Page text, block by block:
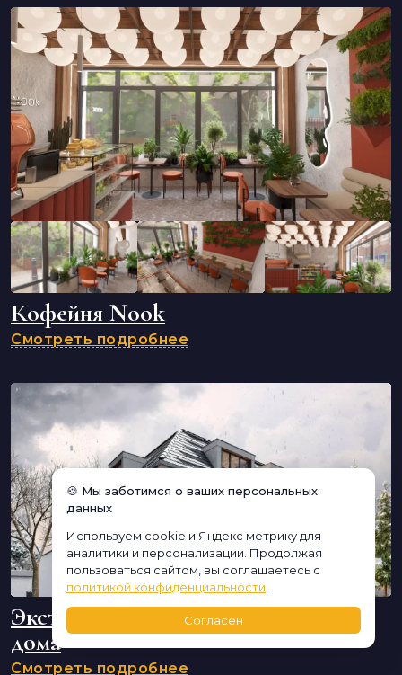
Кофейня Nook
Смотреть подробнее
Экстерьер современного фасада
дома
Смотреть подробнее
🍪 Мы заботимся о ваших персональных
данных
Используем cookie и Яндекс метрику для
аналитики и персонализации. Продолжая
пользоваться сайтом, вы соглашаетесь с
политикой конфиденциальности
Согласен